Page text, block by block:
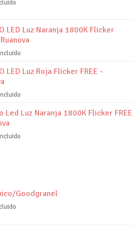
LED Luz Naranja 1800K Flicker
LED Luz Roja Flicker FREE -
Led Luz Naranja 1800K Flicker FREE
Goodgranel